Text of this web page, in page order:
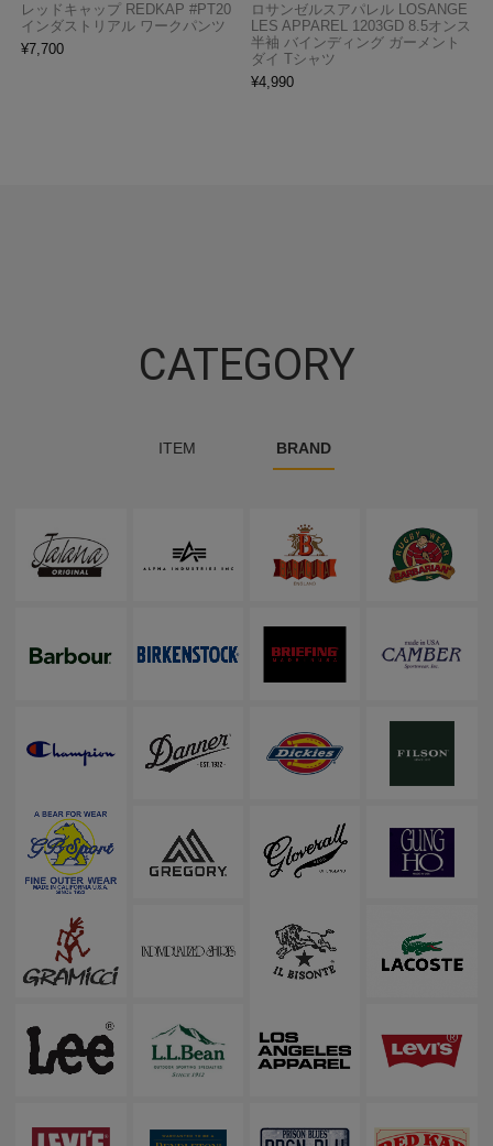
レッドキャップ REDKAP #PT20
インダストリアル ワークパンツ
¥7,700
ロサンゼルスアパレル LOSANGE
LES APPAREL 1203GD 8.5オンス
半袖 バインディング ガーメント
ダイ Tシャツ
¥4,990
CATEGORY
ITEM BRAND